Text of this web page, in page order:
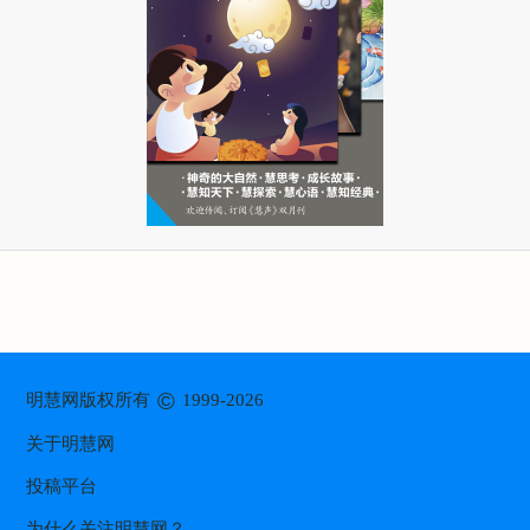
明慧网版权所有© 1999-2026
关于明慧网
投稿平台